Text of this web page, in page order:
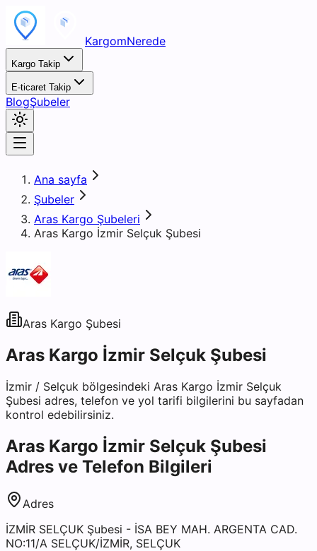
KargomNerede
Kargo Takip
E-ticaret Takip
BlogŞubeler
Ana sayfa
Şubeler
Aras Kargo Şubeleri
Aras Kargo İzmir Selçuk Şubesi
Aras Kargo Şubesi
Aras Kargo İzmir Selçuk Şubesi
İzmir / Selçuk bölgesindeki Aras Kargo İzmir Selçuk
Şubesi adres, telefon ve yol tarifi bilgilerini bu sayfadan
kontrol edebilirsiniz.
Aras Kargo İzmir Selçuk Şubesi
Adres ve Telefon Bilgileri
Adres
İZMİR SELÇUK Şubesi - İSA BEY MAH. ARGENTA CAD.
NO:11/A SELÇUK/İZMİR, SELÇUK